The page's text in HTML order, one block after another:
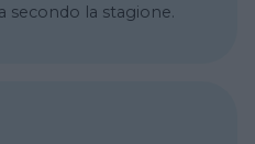
secondo la stagione.